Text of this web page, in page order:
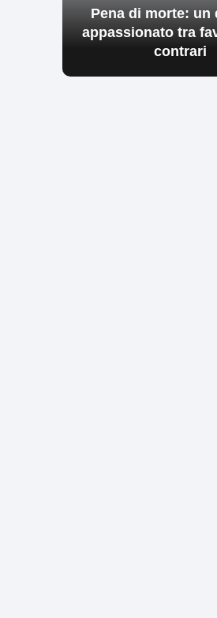
Pena di morte: un
appassionato tra
contrari